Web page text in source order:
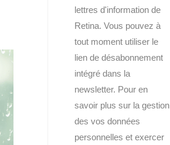
lettres d'information de
Retina. Vous pouvez à
tout moment utiliser le
lien de désabonnement
intégré dans la
newsletter. Pour en
savoir plus sur la gestion
des vos données
personnelles et exercer